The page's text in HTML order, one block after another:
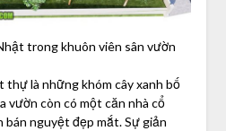
trong khuôn viên sân vườn
thự là những khóm cây xanh bố
vườn còn có một căn nhà cổ
bán nguyệt đẹp mắt. Sự giản